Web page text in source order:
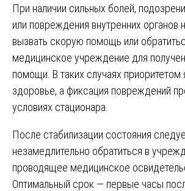
При наличии сильных болей,
или повреждения внутренних органов
вызвать скорую помощь или
медицинское учреждение для
помощи. В таких случаях приоритетом
здоровье, а фиксация повреждений
условиях стационара.
После стабилизации состояния
незамедлительно обратиться в
проводящее медицинское
Оптимальный срок — первые часы